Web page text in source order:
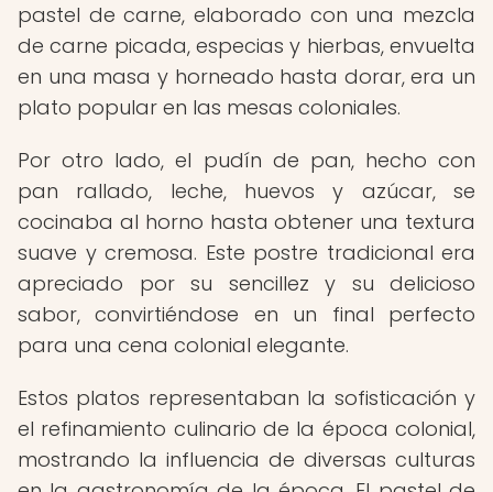
pastel de carne, elaborado con una mezcla
de carne picada, especias y hierbas, envuelta
en una masa y horneado hasta dorar, era un
plato popular en las mesas coloniales.
Por otro lado, el pudín de pan, hecho con
pan rallado, leche, huevos y azúcar, se
cocinaba al horno hasta obtener una textura
suave y cremosa. Este postre tradicional era
apreciado por su sencillez y su delicioso
sabor, convirtiéndose en un final perfecto
para una cena colonial elegante.
Estos platos representaban la sofisticación y
el refinamiento culinario de la época colonial,
mostrando la influencia de diversas culturas